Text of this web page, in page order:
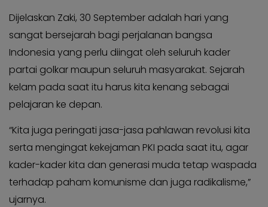
Dijelaskan Zaki, 30 September adalah hari yang
sangat bersejarah bagi perjalanan bangsa
Indonesia yang perlu diingat oleh seluruh kader
partai golkar maupun seluruh masyarakat. Sejarah
kelam pada saat itu harus kita kenang sebagai
pelajaran ke depan.
“Kita juga peringati jasa-jasa pahlawan revolusi kita
serta mengingat kekejaman PKI pada saat itu, agar
kader-kader kita dan generasi muda tetap waspada
terhadap paham komunisme dan juga radikalisme,”
ujarnya.